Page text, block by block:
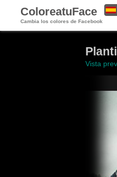
ColoreatuFace
Cambia los colores de Facebook
Vista